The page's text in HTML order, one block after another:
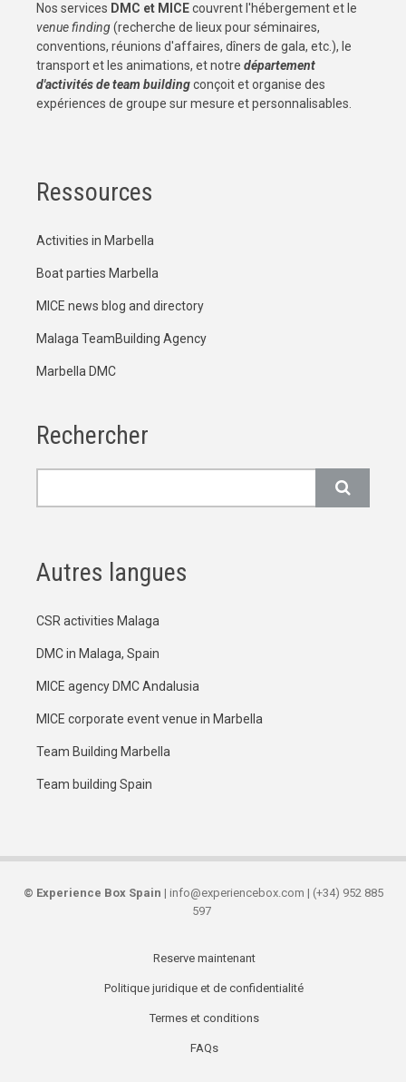
Nos services DMC et MICEcouvrent l'hébergement et le
venue finding(recherche de lieux pour séminaires,
conventions, réunions d'affaires, dîners de gala, etc.), le
transport et les animations, et notre département
d'activités de team buildingconçoit et organise des
expériences de groupe sur mesure et personnalisables.
Ressources
Activities in Marbella
Boat parties Marbella
MICE news blog and directory
Malaga TeamBuilding Agency
Marbella DMC
Rechercher
Autres langues
CSR activities Malaga
DMC in Malaga, Spain
MICE agency DMC Andalusia
MICE corporate event venue in Marbella
Team Building Marbella
Team building Spain
© Experience Box Spain | info@experiencebox.com | (+34) 952 885
597
Secondary
Reserve maintenant
Politique juridique et de confidentialité
Termes et conditions
FAQs